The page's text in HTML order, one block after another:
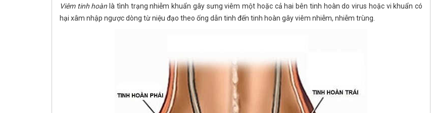
Viêm tinh hoàn là tình trạng nhiễm khuẩn gây sưng viêm một hoặc cả hai bên tinh hoàn do virus hoặc vi khuẩn có
hại xâm nhập ngược dòng từ niệu đạo theo ống dẫn tinh đến tinh hoàn gây viêm nhiễm, nhiễm trùng.